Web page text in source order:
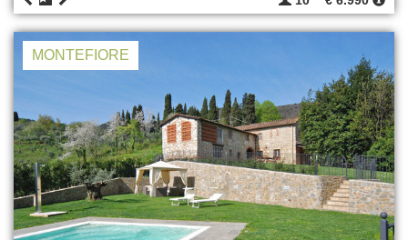
MONTEFIORE